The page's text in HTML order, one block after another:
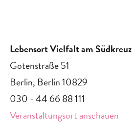
Lebensort Vielfalt am Südkreuz
Gotenstraße 51
Berlin, Berlin10829
030 - 44 66 88 111
Veranstaltungsort anschauen